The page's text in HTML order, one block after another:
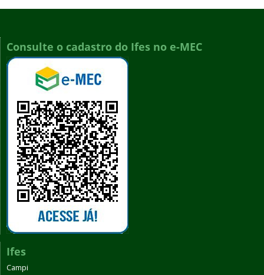
Consulte o cadastro do Ifes no e-MEC
Ifes
Campi